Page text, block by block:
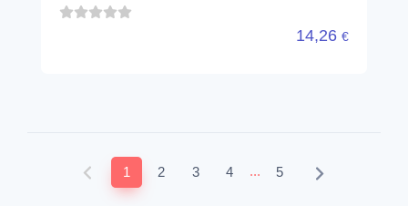
14,26 €
1 2 3 4 ... 5